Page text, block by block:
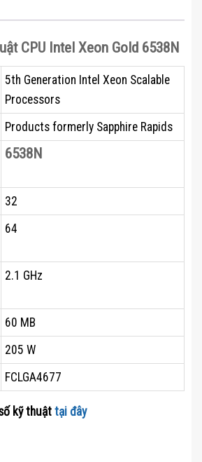
CPU Intel Xeon Gold 6538N
5th Generation Intel Xeon Scalable
Processors
Products formerly Sapphire Rapids
6538N
32
64
2.1 GHz
60 MB
205 W
FCLGA4677
kỹ thuậttại đây